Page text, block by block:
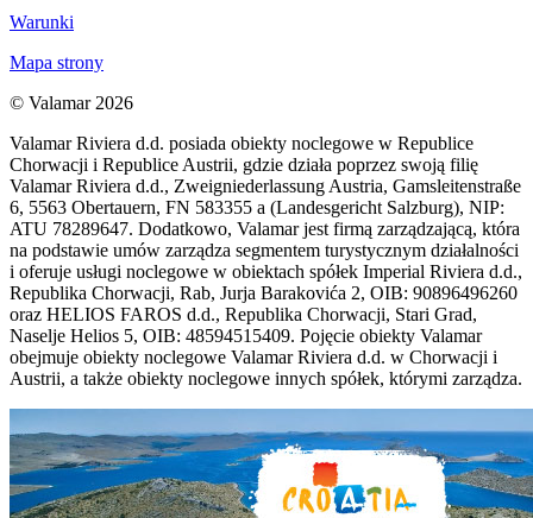
Warunki
Mapa strony
© Valamar 2026
Valamar Riviera d.d. posiada obiekty noclegowe w Republice
Chorwacji i Republice Austrii, gdzie działa poprzez swoją filię
Valamar Riviera d.d., Zweigniederlassung Austria, Gamsleitenstraße
6, 5563 Obertauern, FN 583355 a (Landesgericht Salzburg), NIP:
ATU 78289647. Dodatkowo, Valamar jest firmą zarządzającą, która
na podstawie umów zarządza segmentem turystycznym działalności
i oferuje usługi noclegowe w obiektach spółek Imperial Riviera d.d.,
Republika Chorwacji, Rab, Jurja Barakovića 2, OIB: 90896496260
oraz HELIOS FAROS d.d., Republika Chorwacji, Stari Grad,
Naselje Helios 5, OIB: 48594515409. Pojęcie obiekty Valamar
obejmuje obiekty noclegowe Valamar Riviera d.d. w Chorwacji i
Austrii, a także obiekty noclegowe innych spółek, którymi zarządza.